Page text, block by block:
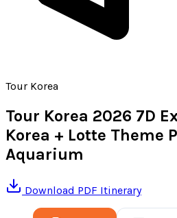
Tour Korea
Tour Korea 2026 7D
Korea + Lotte Theme
Aquarium
Download PDF Itinerary